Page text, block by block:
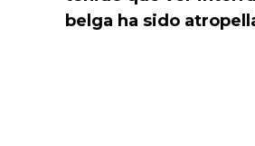
belga ha sido